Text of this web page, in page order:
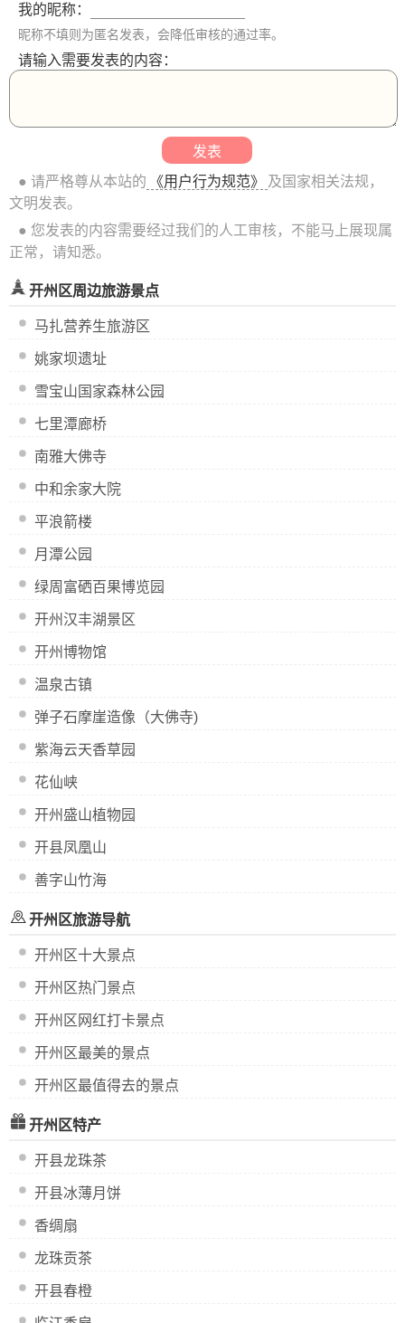
我的昵称：
昵称不填则为匿名发表，会降低审核的通过率。
请输入需要发表的内容：
● 请严格尊从本站的 《用户行为规范》
及国家相关法规，
文明发表。
● 您发表的内容需要经过我们的人工审核，不能马上展现属
正常，请知悉。
开州区周边旅游景点
马扎营养生旅游区
姚家坝遗址
雪宝山国家森林公园
七里潭廊桥
南雅大佛寺
中和余家大院
平浪箭楼
月潭公园
绿周富硒百果博览园
开州汉丰湖景区
开州博物馆
温泉古镇
弹子石摩崖造像（大佛寺)
紫海云天香草园
花仙峡
开州盛山植物园
开县凤凰山
善字山竹海
开州区旅游导航
开州区十大景点
开州区热门景点
开州区网红打卡景点
开州区最美的景点
开州区最值得去的景点
开州区特产
开县龙珠茶
开县冰薄月饼
香绸扇
龙珠贡茶
开县春橙